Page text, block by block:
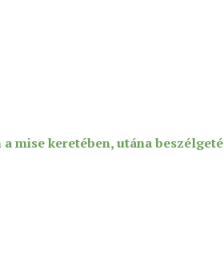
mise keretében, utána